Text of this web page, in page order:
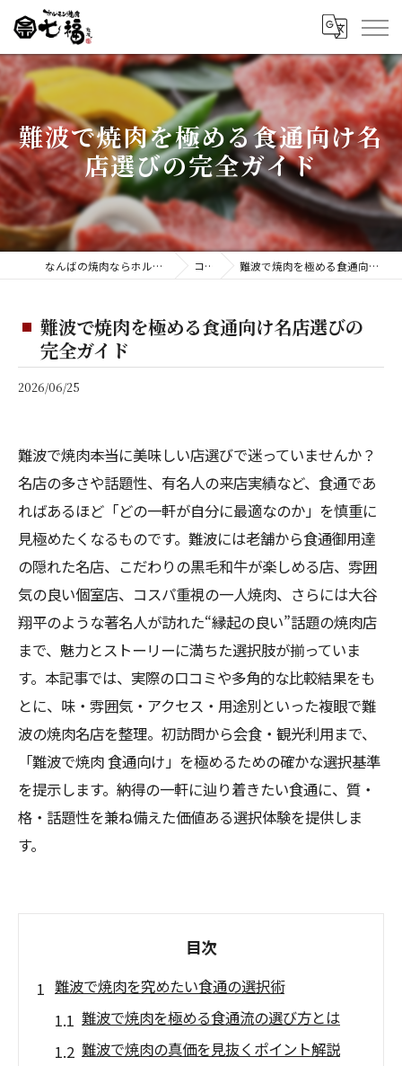
難波で焼肉を極める食通向け名
店選びの完全ガイド
なんばの焼肉ならホルモン焼肉 七福 難波店 コラム 難波で焼肉を極める食通向け名店選びの完全ガイド
難波で焼肉を極める食通向け名店選びの
完全ガイド
2026/06/25
難波で焼肉――本当に美味しい店選びで迷っていませんか？
名店の多さや話題性、有名人の来店実績など、食通であ
ればあるほど「どの一軒が自分に最適なのか」を慎重に
見極めたくなるものです。難波には老舗から食通御用達
の隠れた名店、こだわりの黒毛和牛が楽しめる店、雰囲
気の良い個室店、コスパ重視の一人焼肉、さらには大谷
翔平のような著名人が訪れた“縁起の良い”話題の焼肉店
まで、魅力とストーリーに満ちた選択肢が揃っていま
す。本記事では、実際の口コミや多角的な比較結果をも
とに、味・雰囲気・アクセス・用途別といった複眼で難
波の焼肉名店を整理。初訪問から会食・観光利用まで、
「難波で焼肉 食通向け」を極めるための確かな選択基準
を提示します。納得の一軒に辿り着きたい食通に、質・
格・話題性を兼ね備えた価値ある選択体験を提供しま
す。
目次
難波で焼肉を究めたい食通の選択術
難波で焼肉を極める食通流の選び方とは
難波で焼肉の真価を見抜くポイント解説